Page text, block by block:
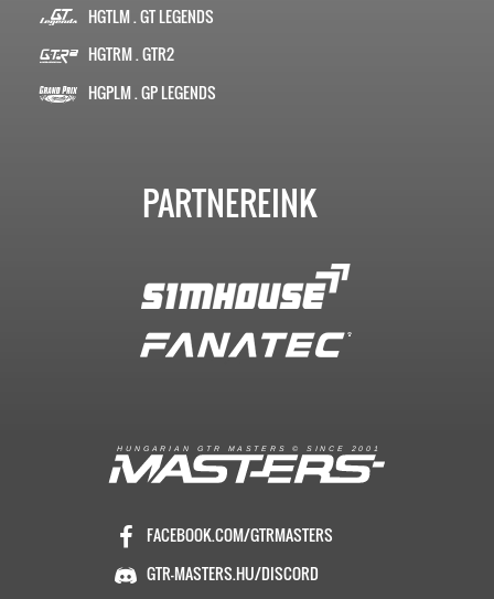
HGTLM . GT LEGENDS
HGTRM . GTR2
HGPLM . GP LEGENDS
PARTNEREINK
H U N G A R I A N G T R M A S T E R S © S I N C E 2 0 0 1
FACEBOOK.COM/GTRMASTERS
GTR-MASTERS.HU/DISCORD